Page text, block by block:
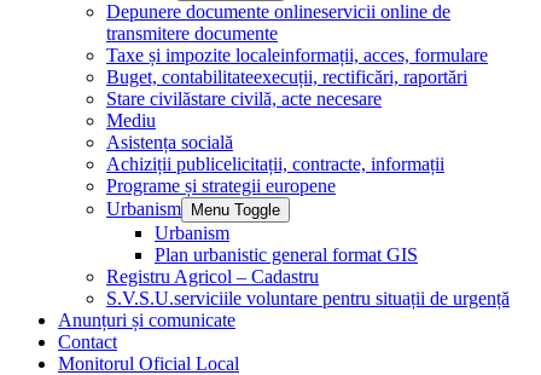
Depunere documente onlineservicii online de
transmitere documente
Taxe și impozite localeinformații, acces, formulare
Buget, contabilitateexecuții, rectificări, raportări
Stare civilăstare civilă, acte necesare
Mediu
Asistența socială
Achiziții publicelicitații, contracte, informații
Programe și strategii europene
Urbanism
Menu Toggle
Urbanism
Plan urbanistic general format GIS
Registru Agricol – Cadastru
S.V.S.U.serviciile voluntare pentru situații de urgență
Anunțuri și comunicate
Contact
Monitorul Oficial Local